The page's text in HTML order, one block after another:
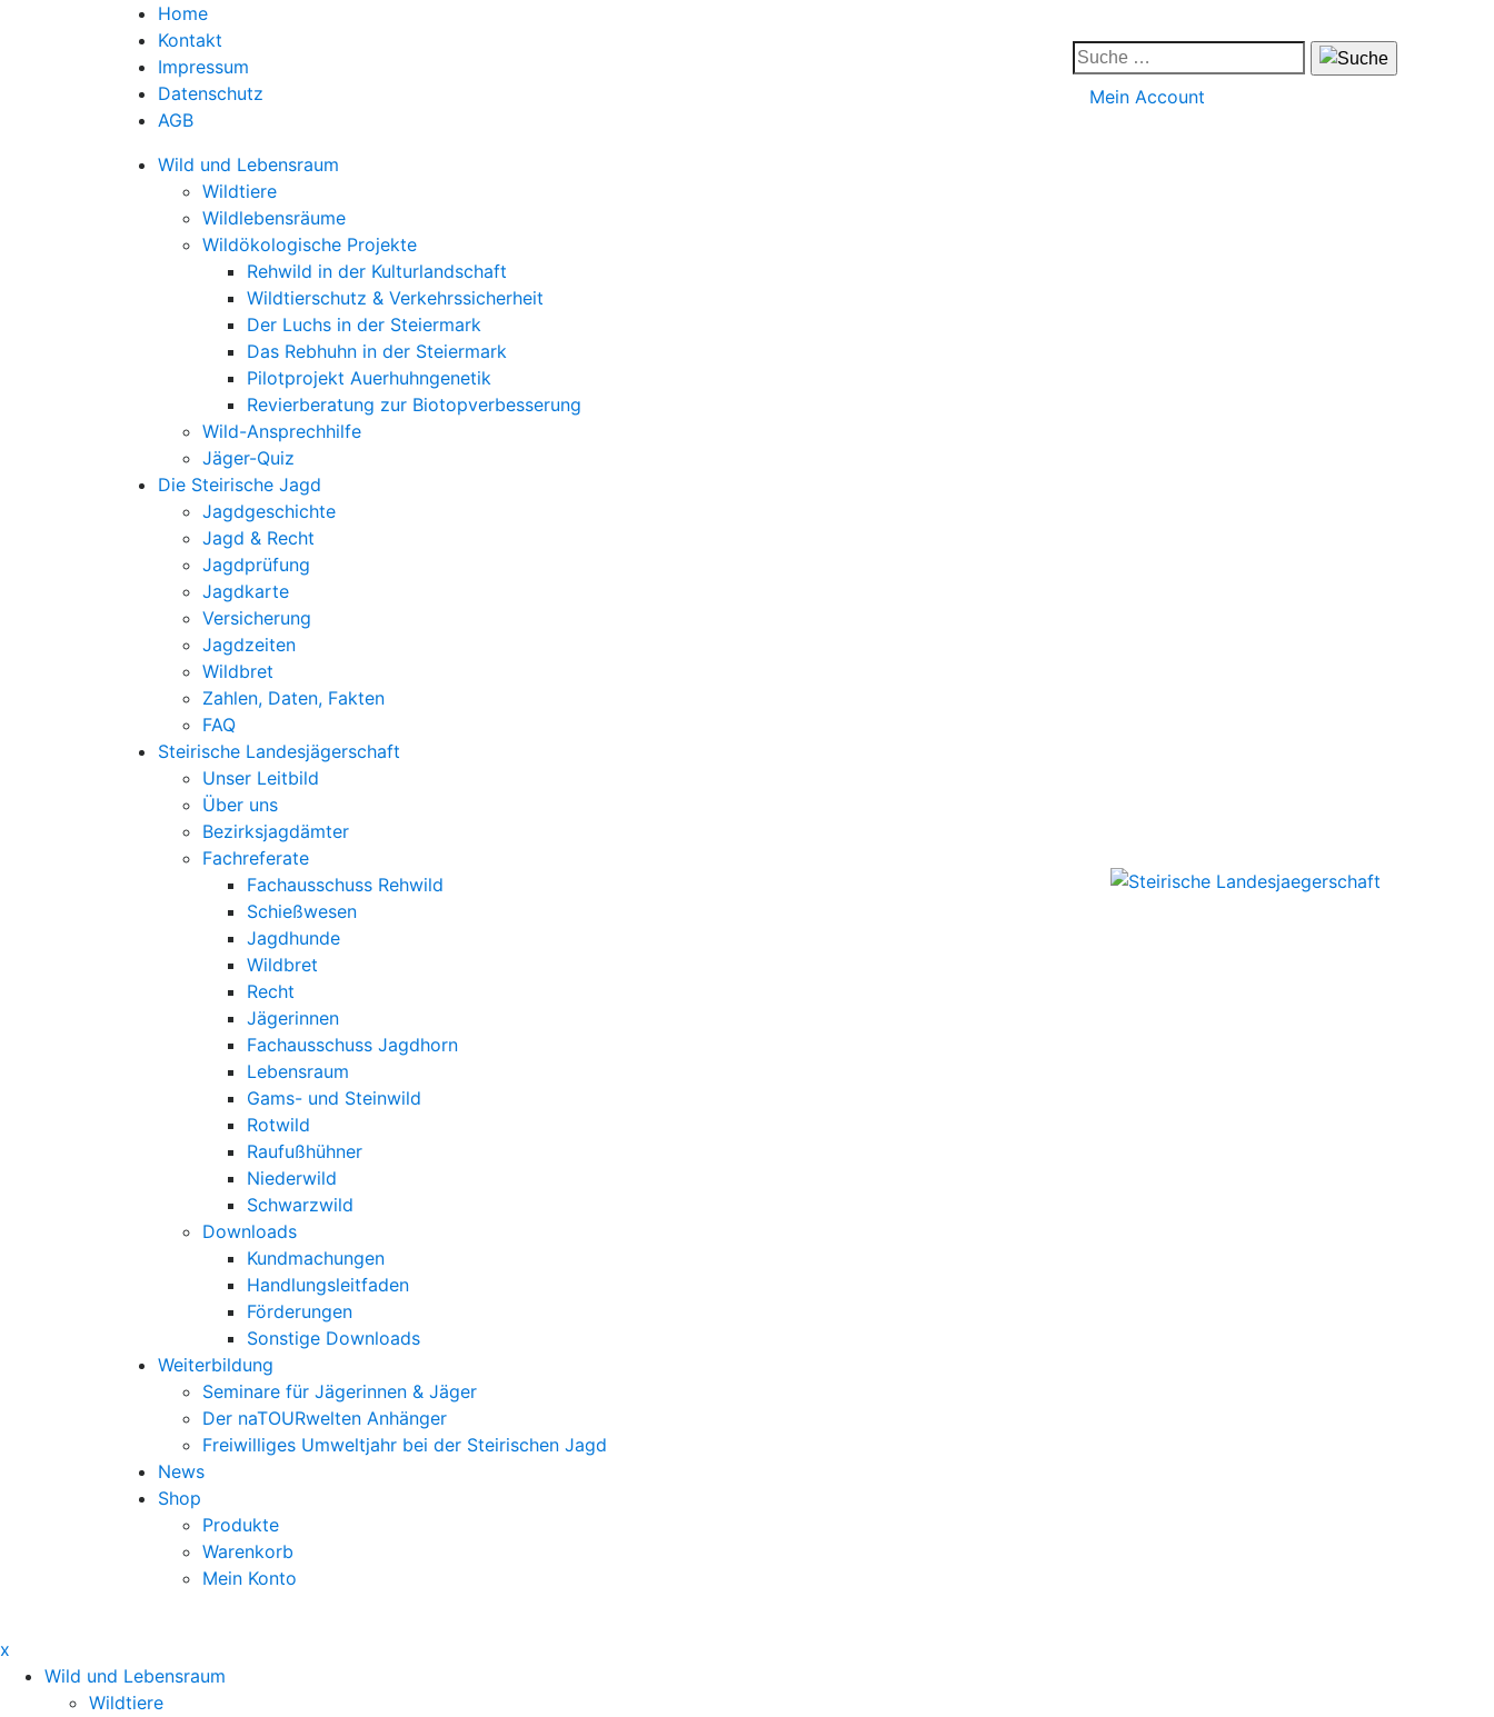
Home
Kontakt
Impressum
Datenschutz
AGB
Mein Account
Wild und Lebensraum
Wildtiere
Wildlebensräume
Wildökologische Projekte
Rehwild in der Kulturlandschaft
Wildtierschutz & Verkehrssicherheit
Der Luchs in der Steiermark
Das Rebhuhn in der Steiermark
Pilotprojekt Auerhuhngenetik
Revierberatung zur Biotopverbesserung
Wild-Ansprechhilfe
Jäger-Quiz
Die Steirische Jagd
Jagdgeschichte
Jagd & Recht
Jagdprüfung
Jagdkarte
Versicherung
Jagdzeiten
Wildbret
Zahlen, Daten, Fakten
FAQ
Steirische Landesjägerschaft
Unser Leitbild
Über uns
Bezirksjagdämter
Fachreferate
Fachausschuss Rehwild
Schießwesen
Jagdhunde
Wildbret
Recht
Jägerinnen
Fachausschuss Jagdhorn
Lebensraum
Gams- und Steinwild
Rotwild
Raufußhühner
Niederwild
Schwarzwild
Downloads
Kundmachungen
Handlungsleitfaden
Förderungen
Sonstige Downloads
Weiterbildung
Seminare für Jägerinnen & Jäger
Der naTOURwelten Anhänger
Freiwilliges Umweltjahr bei der Steirischen Jagd
News
Shop
Produkte
Warenkorb
Mein Konto
x
Wild und Lebensraum
Wildtiere